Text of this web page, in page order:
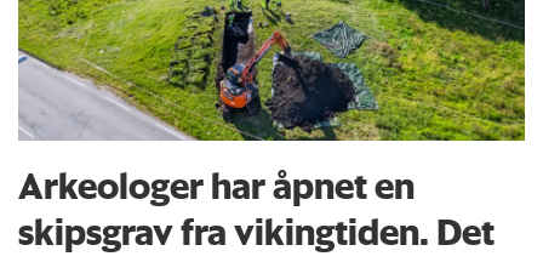
Arkeologer har åpnet en
skipsgrav fra vikingtiden. Det